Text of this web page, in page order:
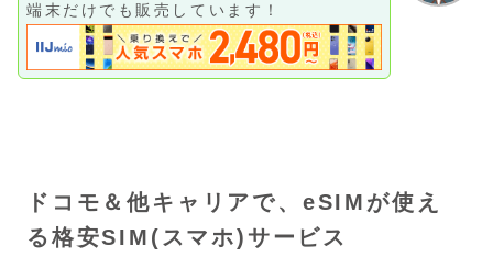
端末だけでも販売しています！
ドコモ＆他キャリアで、eSIMが使え
る格安SIM(スマホ)サービス